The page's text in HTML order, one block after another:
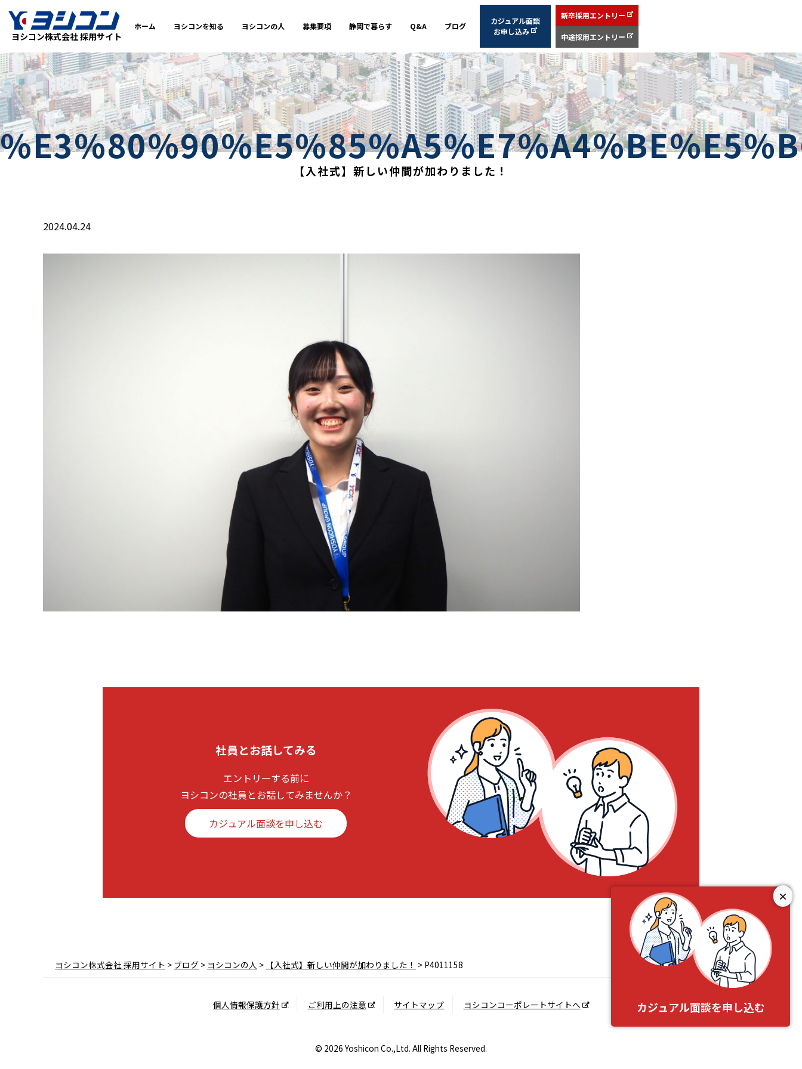
ヨシコン株式会社 採用サイト
ホーム ヨシコンを知る ヨシコンの人 募集要項 静岡で暮らす Q&A ブログ
カジュアル面談
お申し込み
新卒採用エントリー
中途採用エントリー
【入社式】新しい仲間が加わりました！
2024.04.24
社員とお話してみる
エントリーする前に
ヨシコンの社員とお話してみませんか？
カジュアル面談を申し込む
ヨシコン株式会社 採用サイト > ブログ > ヨシコンの人 > 【入社式】新しい仲間が加わりました！ > P4011158
×
カジュアル面談を申し込む
個人情報保護方針 ご利用上の注意 サイトマップ ヨシコンコーポレートサイトへ
© 2026 Yoshicon Co.,Ltd. All Rights Reserved.